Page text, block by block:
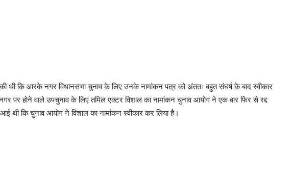
थी कि आरके नगर विधानसभा चुनाव के लिए उनके नामांकन पत्र को अंततः बहुत संघर्ष के बाद स्वीकार
पर होने वाले उपचुनाव के लिए तमिल एक्टर विशाल का नामांकन चुनाव आयोग ने एक बार फिर से रद्द
थी कि चुनाव आयोग ने विशाल का नामांकन स्वीकार कर लिया है।